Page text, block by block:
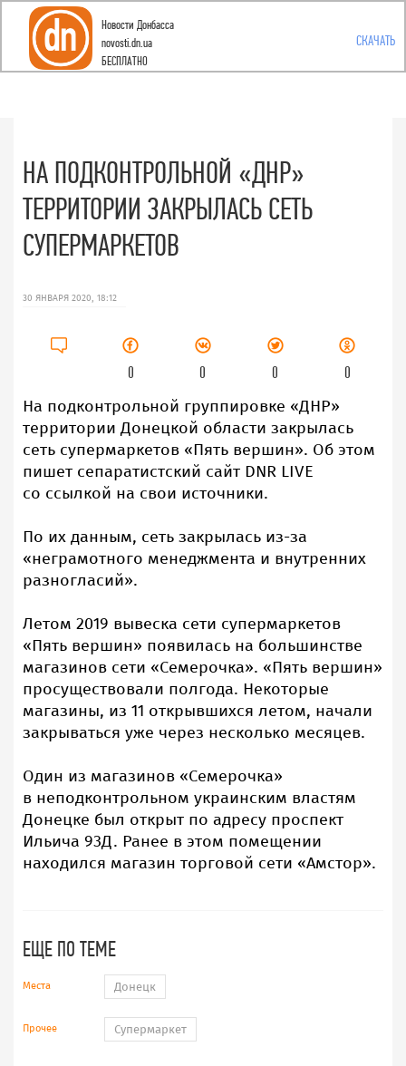
Новости Донбасса
novosti.dn.ua
БЕСПЛАТНО
СКАЧАТЬ
Toggle
НА ПОДКОНТРОЛЬНОЙ «ДНР»
ТЕРРИТОРИИ ЗАКРЫЛАСЬ СЕТЬ
СУПЕРМАРКЕТОВ
30 ЯНВАРЯ 2020, 18:12
0 0 0 0
На подконтрольной группировке «ДНР»
территории Донецкой области закрылась
сеть супермаркетов «Пять вершин». Об этом
пишет сепаратистский сайт DNR LIVE
со ссылкой на свои источники.
По их данным, сеть закрылась из-за
«неграмотного менеджмента и внутренних
разногласий».
Летом 2019 вывеска сети супермаркетов
«Пять вершин» появилась на большинстве
магазинов сети «Семерочка». «Пять вершин»
просуществовали полгода. Некоторые
магазины, из 11 открывшихся летом, начали
закрываться уже через несколько месяцев.
Один из магазинов «Семерочка»
в неподконтрольном украинским властям
Донецке был открыт по адресу проспект
Ильича 93Д. Ранее в этом помещении
находился магазин торговой сети «Амстор».
ЕЩЕ ПО ТЕМЕ
Места Донецк
Прочее Супермаркет